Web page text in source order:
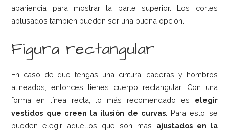
apariencia para mostrar la parte superior. Los cortes
ablusados también pueden ser una buena opción.
Figura rectangular
En caso de que tengas una cintura, caderas y hombros
alineados, entonces tienes cuerpo rectangular. Con una
forma en línea recta, lo más recomendado es elegir
vestidos que creen la ilusión de curvas. Para esto se
pueden elegir aquellos que son más ajustados en la